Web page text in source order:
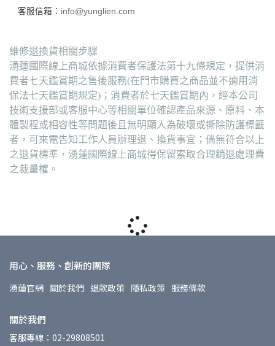
客服信箱： info@yunglien.com
維修退換貨相關步驟
湧蓮國際線上商城依據消費者保護法第十九條規定，提供消
費者七天鑑賞期之售後服務(在門市購買之商品並不適用消
保法七天鑑賞期規定)；消費者於七天鑑賞期內，經本公司
技術支援部或客服中心等相關單位確認產品來源、原料、本
體製程或相容性等問題後且無明顯人為破壞或撕除防護標籤
者，可來電告知工作人員辦理退、換貨事宜；倘無符合以上
之退貨標準，湧蓮國際線上商城得保留索取合理銷退處理費
之裁量權。
用心、服務、創新的團隊
湧蓮官網 關於我們 退款政策 隱私政策 服務條款
關於我們
客服專線：02-29808501